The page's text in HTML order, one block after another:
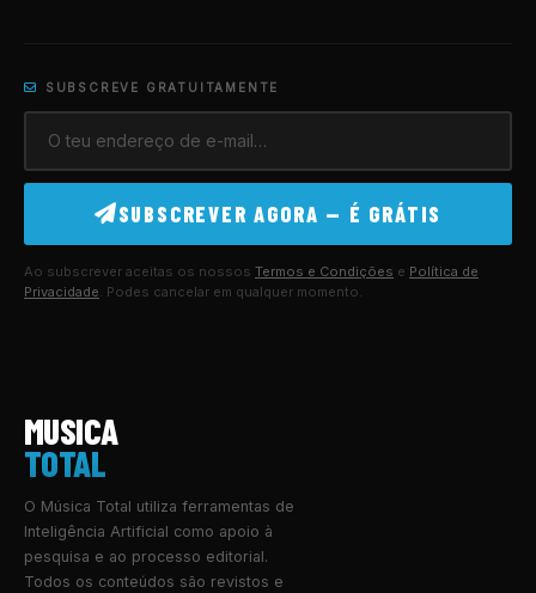
SUBSCREVE GRATUITAMENTE
SUBSCREVER AGORA — É GRÁTIS
Ao subscrever aceitas os nossos Termos e Condições e Política de
Privacidade . Podes cancelar em qualquer momento.
MUSICA
TOTAL
O Música Total utiliza ferramentas de
Inteligência Artificial como apoio à
pesquisa e ao processo editorial.
Todos os conteúdos são revistos e